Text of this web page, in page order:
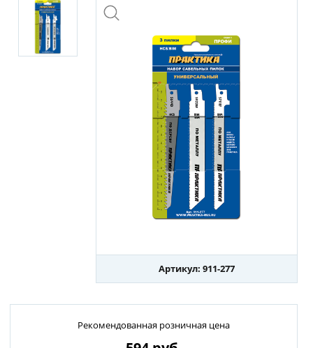
Артикул: 911-277
Рекомендованная розничная цена